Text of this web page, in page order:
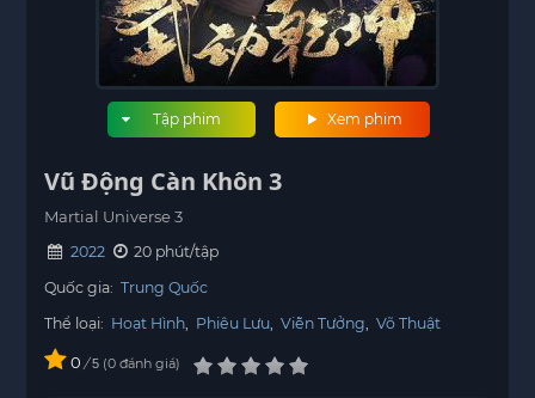
Xem phim
Tập phim
Vũ Động Càn Khôn 3
Martial Universe 3
2022
20 phút/tập
Quốc gia: Trung Quốc
Thể loại: Hoạt Hình, Phiêu Lưu, Viễn Tưởng, Võ Thuật
0 / 5 0 đánh giá